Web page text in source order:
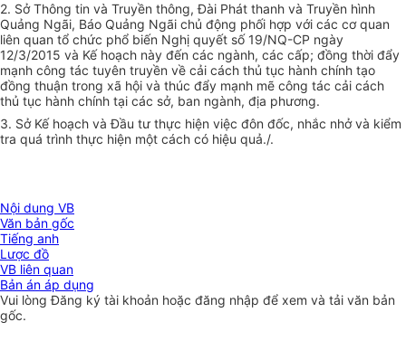
2. Sở Thông tin và Truyền thông, Đài Phát thanh và Truyền hình
Quảng Ngãi, Báo Quảng Ngãi chủ động phối hợp với các cơ quan
liên quan tổ chức phổ biến Nghị quyết số 19/NQ-CP ngày
12/3/2015 và Kế hoạch này đến các ngành, các cấp; đồng thời đẩy
mạnh công tác tuyên truyền về cải cách thủ tục hành chính tạo
đồng thuận trong xã hội và thúc đẩy mạnh mẽ công tác cải cách
thủ tục hành chính tại các sở, ban ngành, địa phương.
3. Sở Kế hoạch và Đầu tư thực hiện việc đôn đốc, nhắc nhở và kiểm
tra quá trình thực hiện một cách có hiệu quả./.
Nội dung VB
Văn bản gốc
Tiếng anh
Lược đồ
VB liên quan
Bản án áp dụng
Vui lòngĐăng ký tài khoản hoặc đăng nhập để xem và tải văn bản
gốc.